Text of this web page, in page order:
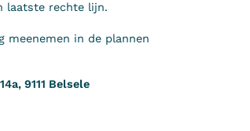
laatste rechte lijn.
in de plannen
9111 Belsele